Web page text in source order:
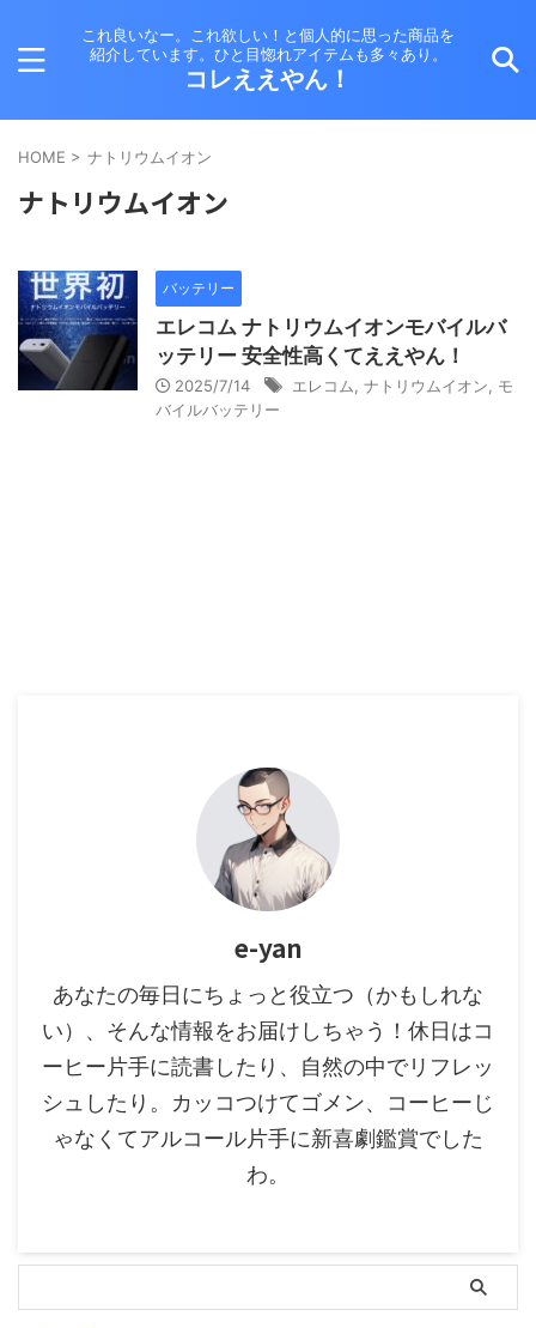
これ良いなー。これ欲しい！と個人的に思った商品を
紹介しています。ひと目惚れアイテムも多々あり。
コレええやん！
HOME > ナトリウムイオン
ナトリウムイオン
バッテリー
エレコム ナトリウムイオンモバイルバ
ッテリー 安全性高くてええやん！
2025/7/14 エレコム ナトリウムイオン
モ
バイルバッテリー
e-yan
あなたの毎日にちょっと役立つ（かもしれな
い）、そんな情報をお届けしちゃう！休日はコ
ーヒー片手に読書したり、自然の中でリフレッ
シュしたり。カッコつけてゴメン、コーヒーじ
ゃなくてアルコール片手に新喜劇鑑賞でした
わ。